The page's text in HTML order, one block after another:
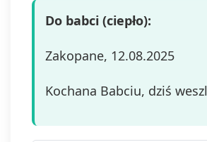
Do babci (ciepło):
Zakopane, 12.08.2025
Kochana Babciu, dziś weszl